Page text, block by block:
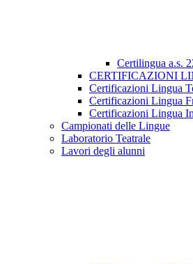
Certilingua a.s.
CERTIFICAZIONI
Certificazioni Lingua
Certificazioni Lingua
Certificazioni Lingua
Campionati delle Lingue
Laboratorio Teatrale
Lavori degli alunni